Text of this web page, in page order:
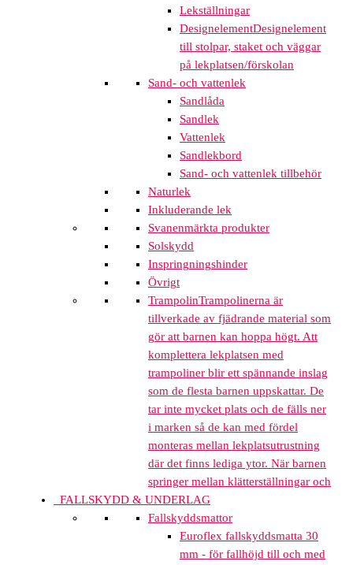
Lekställningar
DesignelementDesignelement
till stolpar, staket och väggar
på lekplatsen/förskolan
Sand- och vattenlek
Sandlåda
Sandlek
Vattenlek
Sandlekbord
Sand- och vattenlek tillbehör
Naturlek
Inkluderande lek
Svanenmärkta produkter
Solskydd
Inspringningshinder
Övrigt
TrampolinTrampolinerna är
tillverkade av fjädrande material som
gör att barnen kan hoppa högt. Att
komplettera lekplatsen med
trampoliner blir ett spännande inslag
som de flesta barnen uppskattar. De
tar inte mycket plats och de fälls ner
i marken så de kan med fördel
monteras mellan lekplatsutrustning
där det finns lediga ytor. När barnen
springer mellan klätterställningar och
FALLSKYDD & UNDERLAG
Fallskyddsmattor
Euroflex fallskyddsmatta 30
mm - för fallhöjd till och med